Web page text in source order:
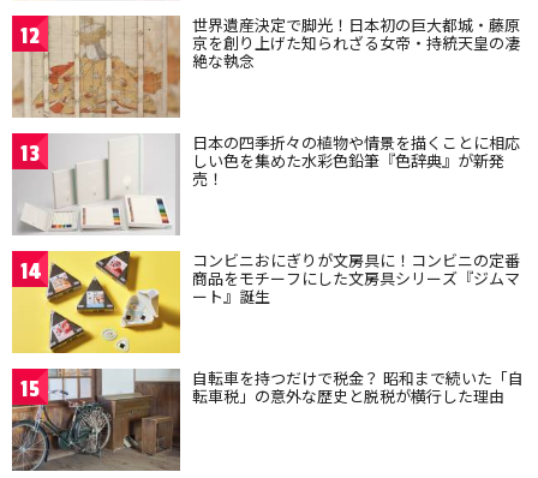
12 世界遺産決定で脚光！日本初の巨大都城・藤原
京を創り上げた知られざる女帝・持統天皇の凄
絶な執念
13 日本の四季折々の植物や情景を描くことに相応
しい色を集めた水彩色鉛筆『色辞典』が新発
売！
14 コンビニおにぎりが文房具に！コンビニの定番
商品をモチーフにした文房具シリーズ『ジムマ
ート』誕生
15 自転車を持つだけで税金？ 昭和まで続いた「自
転車税」の意外な歴史と脱税が横行した理由